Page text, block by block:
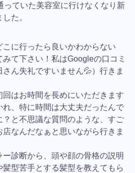
っていた美容室に行けなくなり新
た。
に行ったら良いかわからない
て下さい！私はGoogleの口コミ
ん失礼ですいません💦）行きま
はお時間を長めにいただきます
、特に時間は大丈夫だったんで
と不思議な質問のような、すご
なんだなぁと思いながら行きま
診断から、頭や顔の骨格の説明
型苦手とする髪型を教えてもら